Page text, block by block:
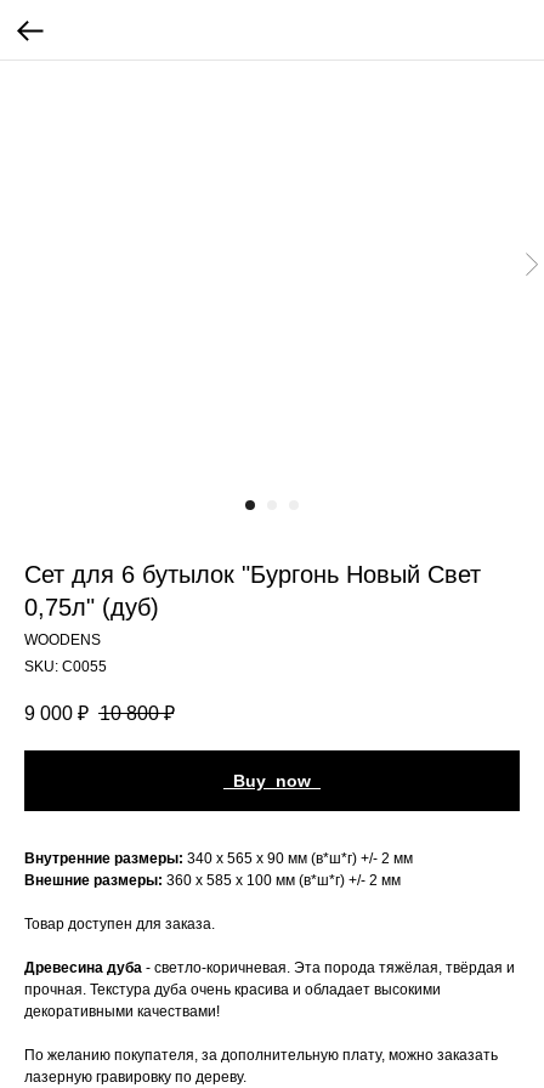
Сет для 6 бутылок "Бургонь Новый Свет
0,75л" (дуб)
WOODENS
SKU: С0055
9 000 ₽ 10 800 ₽
_Buy_now_
Внутренние размеры: 340 х 565 х 90 мм (в*ш*г) +/- 2 мм
Внешние размеры: 360 х 585 х 100 мм (в*ш*г) +/- 2 мм
Товар доступен для заказа.
Древесина дуба - светло-коричневая. Эта порода тяжёлая, твёрдая и
прочная. Текстура дуба очень красива и обладает высокими
декоративными качествами!
По желанию покупателя, за дополнительную плату, можно заказать
лазерную гравировку по дереву.